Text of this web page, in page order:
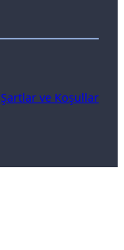
Şartlar ve Koşullar